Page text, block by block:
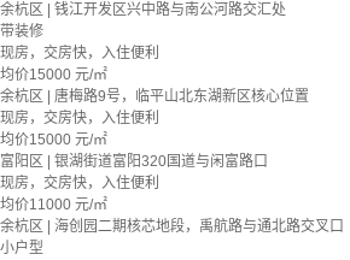
余杭区 | 钱江开发区兴中路与南公河路交汇处
带装修
现房，交房快，入住便利
均价15000 元/㎡
余杭区 | 唐梅路9号，临平山北东湖新区核心位置
现房，交房快，入住便利
均价15000 元/㎡
富阳区 | 银湖街道富阳320国道与闲富路口
现房，交房快，入住便利
均价11000 元/㎡
余杭区 | 海创园二期核芯地段，禹航路与通北路交叉口
小户型